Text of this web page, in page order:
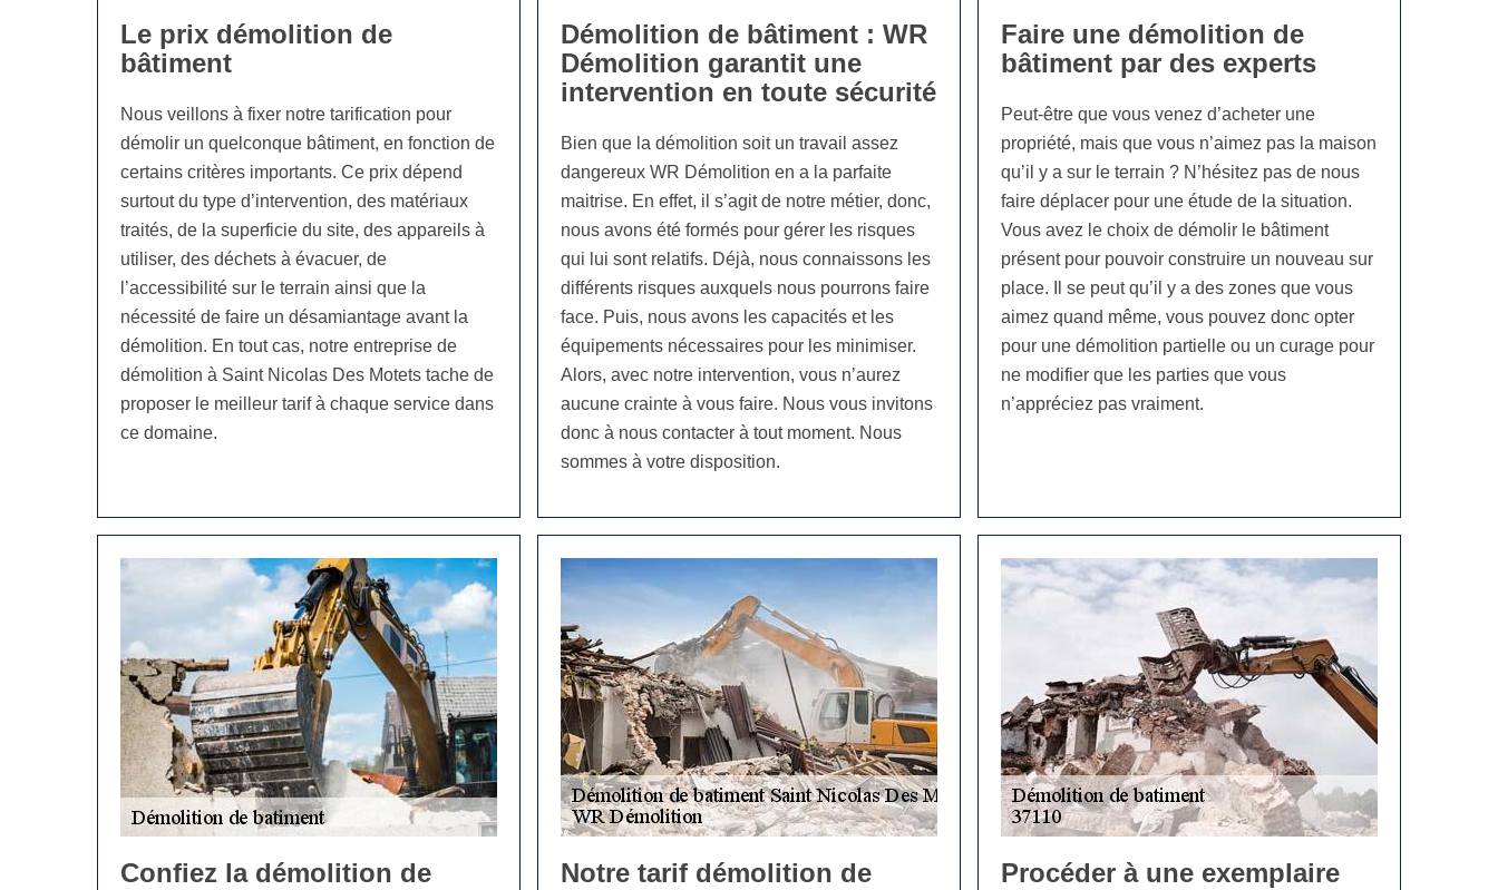
Le prix démolition de
bâtiment
Nous veillons à fixer notre tarification pour
démolir un quelconque bâtiment, en fonction de
certains critères importants. Ce prix dépend
surtout du type d’intervention, des matériaux
traités, de la superficie du site, des appareils à
utiliser, des déchets à évacuer, de
l’accessibilité sur le terrain ainsi que la
nécessité de faire un désamiantage avant la
démolition. En tout cas, notre entreprise de
démolition à Saint Nicolas Des Motets tache de
proposer le meilleur tarif à chaque service dans
ce domaine.
Démolition de bâtiment : WR
Démolition garantit une
intervention en toute sécurité
Bien que la démolition soit un travail assez
dangereux WR Démolition en a la parfaite
maitrise. En effet, il s’agit de notre métier, donc,
nous avons été formés pour gérer les risques
qui lui sont relatifs. Déjà, nous connaissons les
différents risques auxquels nous pourrons faire
face. Puis, nous avons les capacités et les
équipements nécessaires pour les minimiser.
Alors, avec notre intervention, vous n’aurez
aucune crainte à vous faire. Nous vous invitons
donc à nous contacter à tout moment. Nous
sommes à votre disposition.
Faire une démolition de
bâtiment par des experts
Peut-être que vous venez d’acheter une
propriété, mais que vous n’aimez pas la maison
qu’il y a sur le terrain ? N’hésitez pas de nous
faire déplacer pour une étude de la situation.
Vous avez le choix de démolir le bâtiment
présent pour pouvoir construire un nouveau sur
place. Il se peut qu’il y a des zones que vous
aimez quand même, vous pouvez donc opter
pour une démolition partielle ou un curage pour
ne modifier que les parties que vous
n’appréciez pas vraiment.
Confiez la démolition de
Notre tarif démolition de
Procéder à une exemplaire